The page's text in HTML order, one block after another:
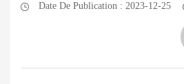
Date De Publication : 2023-12-25